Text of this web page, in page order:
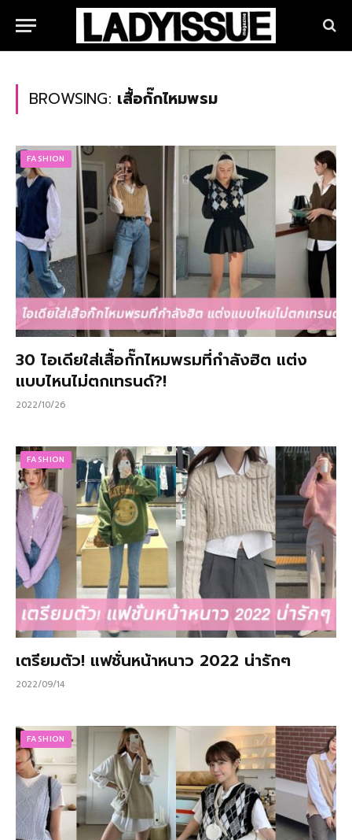
BROWSING: เสื้อกั๊กไหมพรม
FASHION
30 ไอเดียใส่เสื้อกั๊กไหมพรมที่กำลังฮิต แต่ง
แบบไหนไม่ตกเทรนด์?!
2022/10/26
FASHION
เตรียมตัว! แฟชั่นหน้าหนาว 2022 น่ารักๆ
2022/09/14
FASHION